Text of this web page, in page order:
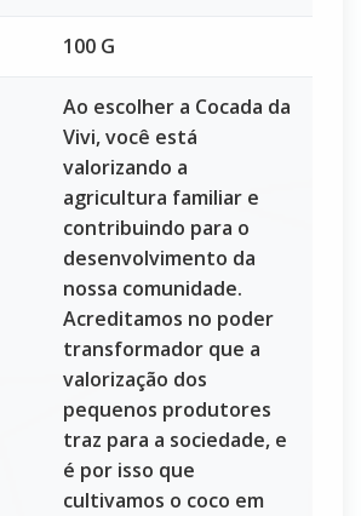
100 G
Ao escolher a Cocada da
Vivi, você está
valorizando a
agricultura familiar e
contribuindo para o
desenvolvimento da
nossa comunidade.
Acreditamos no poder
transformador que a
valorização dos
pequenos produtores
traz para a sociedade, e
é por isso que
cultivamos o coco em